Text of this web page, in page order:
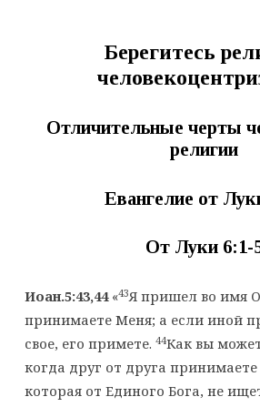
Берегитесь
Отличительные черты
религии
Евангелие от
От Луки 6:1-
Иоан.5:43,44«43Я пришел во имя
принимаете Меня; а если иной
свое, его примете. 44Как вы
когда друг от друга принимаете
которая от Единого Бога, не